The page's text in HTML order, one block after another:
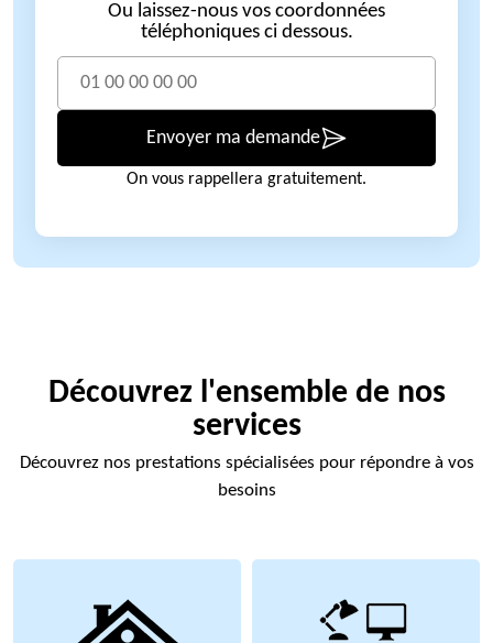
Ou laissez-nous vos coordonnées
téléphoniques ci dessous.
Envoyer ma demande
On vous rappellera gratuitement.
Découvrez l'ensemble de nos
services
Découvrez nos prestations spécialisées pour répondre à vos
besoins